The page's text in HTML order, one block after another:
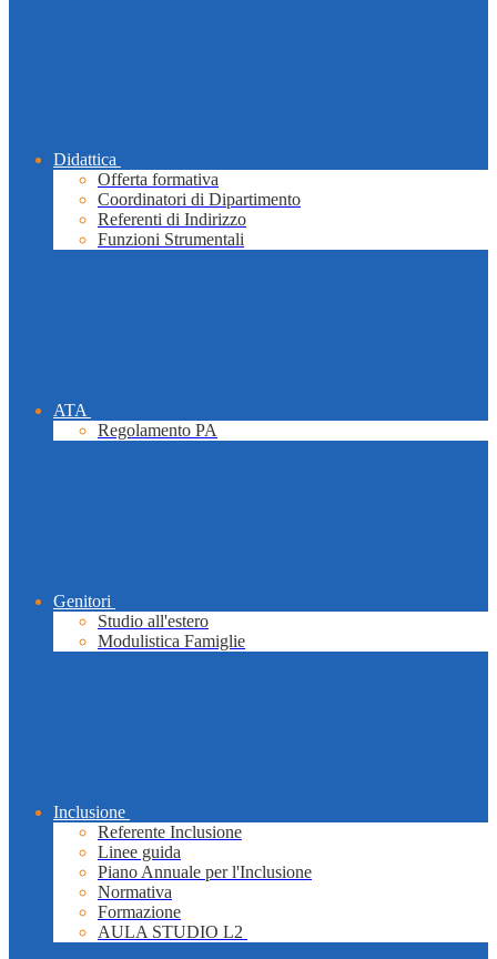
Didattica
Offerta formativa
Coordinatori di Dipartimento
Referenti di Indirizzo
Funzioni Strumentali
ATA
Regolamento PA
Genitori
Studio all'estero
Modulistica Famiglie
Inclusione
Referente Inclusione
Linee guida
Piano Annuale per l'Inclusione
Normativa
Formazione
AULA STUDIO L2